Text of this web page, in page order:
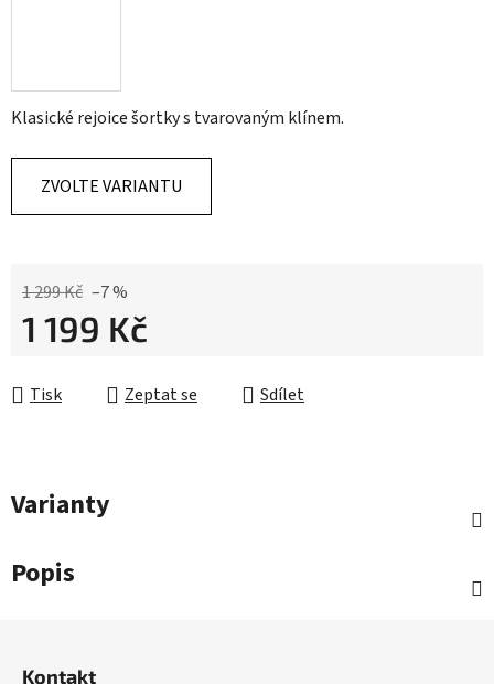
Klasické rejoice šortky s tvarovaným klínem.
ZVOLTE VARIANTU
1 299 Kč –7 %
1 199 Kč
Tisk
Zeptat se Sdílet
Varianty
Popis
Kontakt